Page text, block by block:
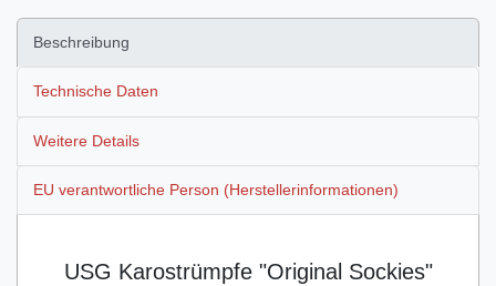
Beschreibung
Technische Daten
Weitere Details
EU verantwortliche Person (Herstellerinformationen)
USG Karostrümpfe "Original Sockies"